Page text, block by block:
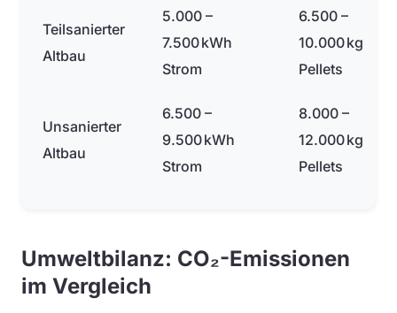
Teilsanierter
Altbau
5.000 –
7.500 kWh
Strom
6.500 –
10.000 kg
Pellets
Unsanierter
Altbau
6.500 –
9.500 kWh
Strom
8.000 –
12.000 kg
Pellets
Umweltbilanz: CO₂-Emissionen
im Vergleich